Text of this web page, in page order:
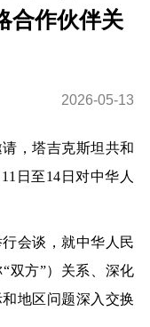
合作伙伴关
2026-05-13
，塔吉克斯坦共和
日至14日对中华人
会谈，就中华人民
双方”）关系、深化
地区问题深入交换